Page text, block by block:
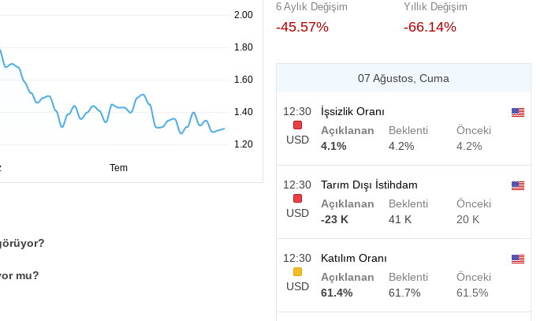
mu?
6 Aylık Değişim
-45.57%
Yıllık Değişim
-66.14%
07 Ağustos, Cuma
12:30
USD
İşsizlik Oranı
Açıklanan
4.1%
Beklenti
4.2%
Önceki
4.2%
12:30
USD
Tarım Dışı İstihdam
Açıklanan
-23 K
Beklenti
41 K
Önceki
20 K
12:30
USD
Katılım Oranı
Açıklanan
61.4%
Beklenti
61.7%
Önceki
61.5%